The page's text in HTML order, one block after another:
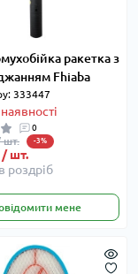
ракетка з
Fhiaba
333447
0
шт. -3%
/ шт.
роздріб
мене